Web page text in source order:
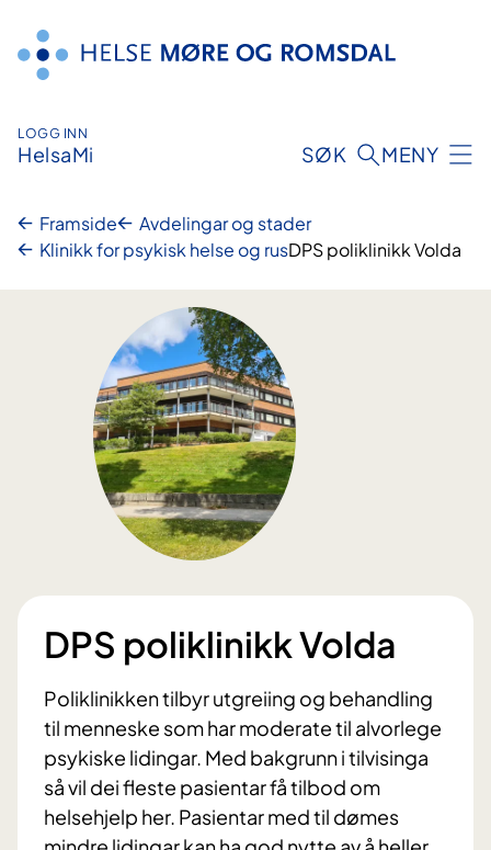
innhald
LOGG INN
HelsaMi SØK MENY
Framside
Avdelingar og stader
Klinikk for psykisk helse og rusDPS poliklinikk Volda
DPS poliklinikk Volda
Poliklinikken tilbyr utgreiing og behandling
til menneske som har moderate til alvorlege
psykiske lidingar. Med bakgrunn i tilvisinga
så vil dei fleste pasientar få tilbod om
helsehjelp her. Pasientar med til dømes